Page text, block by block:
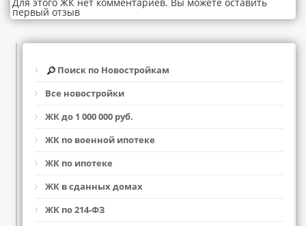
первый отзыв
Поиск по Новостройкам
Все новостройки
ЖК до 1 000 000 руб.
ЖК по военной ипотеке
ЖК по ипотеке
ЖК в сданных домах
ЖК по 214-ФЗ